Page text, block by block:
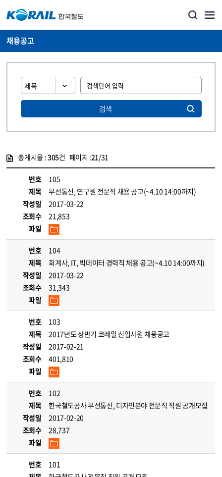
채용공고
검색
총게시물 :305건 페이지 :21/31
번호
105
제목
무선통신, 연구원 전문직 채용 공고(~4.10 14:00까지)
작성일
2017-03-22
조회수
21,853
파일
번호
104
제목
회계사, IT, 빅데이터 경력직 채용 공고(~4.10 14:00까지)
작성일
2017-03-22
조회수
31,343
파일
번호
103
제목
2017년도 상반기 코레일 신입사원 채용공고
작성일
2017-02-21
조회수
401,810
파일
번호
102
제목
한국철도공사 무선통신, 디자인분야 전문직 직원 공개모집
작성일
2017-02-20
조회수
28,737
파일
번호
101